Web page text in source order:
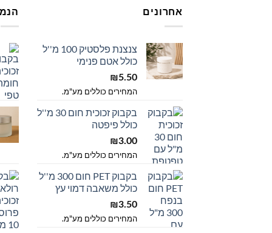
את
את
האפשרויות
המוצר
אחרונים
צנצנת פלסטיק 100 מ''ל
כולל אטם פנימי
₪5.50
המחירים כוללים מע"מ.
בקבוק זכוכית חום 30 מ''ל
כולל פיפטה
₪3.00
המחירים כוללים מע"מ.
בקבוק PET חום 300 מ''ל
כולל משאבה דמוי עץ
₪3.50
המחירים כוללים מע"מ.